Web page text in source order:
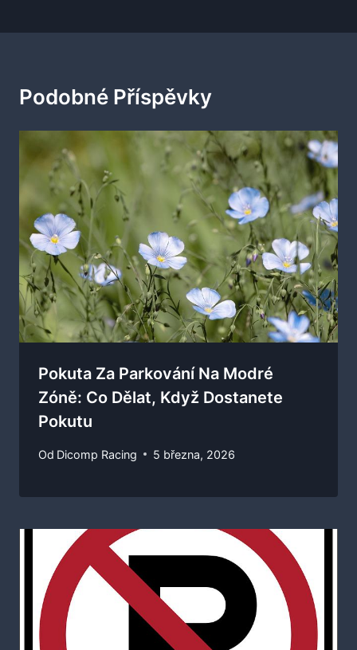
Podobné Příspěvky
Pokuta Za Parkování Na Modré
Zóně: Co Dělat, Když Dostanete
Pokutu
Od Dicomp Racing 5 března, 2026